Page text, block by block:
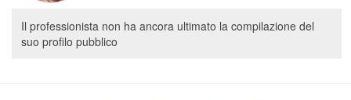
Il professionista non ha ancora ultimato la compilazione del
suo profilo pubblico